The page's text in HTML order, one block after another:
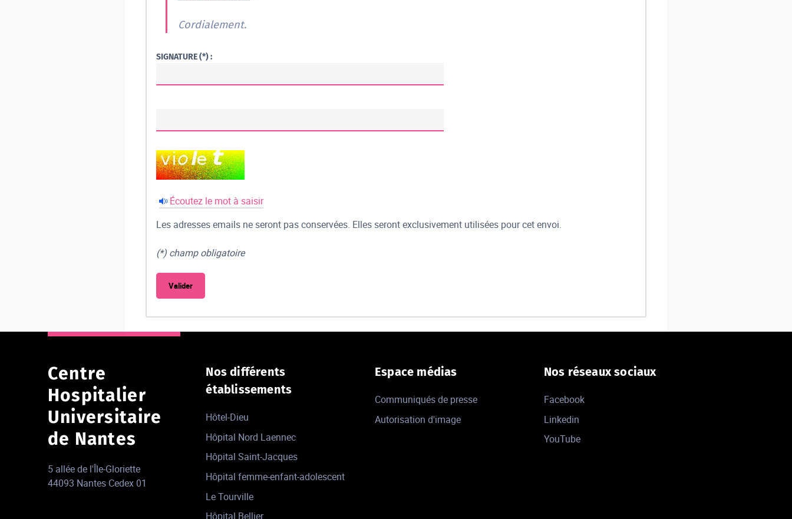
Cordialement.
SIGNATURE (*) :
Écoutez le mot à saisir
Les adresses emails ne seront pas conservées. Elles seront exclusivement utilisées pour cet envoi.
(*) champ obligatoire
Centre
Hospitalier
Universitaire
de Nantes
5 allée de l'Île-Gloriette
44093 Nantes Cedex 01
Nos différents
établissements
Hôtel-Dieu
Hôpital Nord Laennec
Hôpital Saint-Jacques
Hôpital femme-enfant-adolescent
Le Tourville
Hôpital Bellier
Espace médias
Communiqués de presse
Autorisation d'image
Nos réseaux sociaux
Facebook
Linkedin
YouTube